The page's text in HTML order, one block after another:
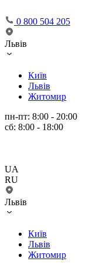
0 800 504 205
Львів
Київ
Львів
Житомир
пн-пт: 8:00 - 20:00
сб: 8:00 - 18:00
UA
RU
Львів
Київ
Львів
Житомир